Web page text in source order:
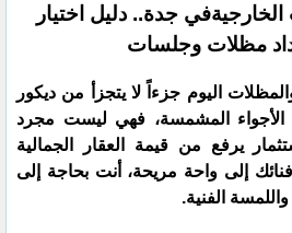
جدة.. دليل اختيار
مظلات وجلسات
اليوم جزءاً لا يتجزأ من ديكور
المشمسة، فهي ليست مجرد
يرفع من قيمة العقار الجمالية
إلى واحة مريحة، أنت بحاجة إلى
الفنية.